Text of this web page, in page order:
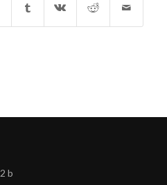
b